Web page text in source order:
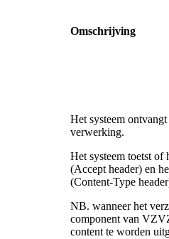
Omschrijving
Het systeem
verwerking.
Het systeem toetst of
(Accept header) en
(Content-Type
NB. wanneer het
component van
content te worden